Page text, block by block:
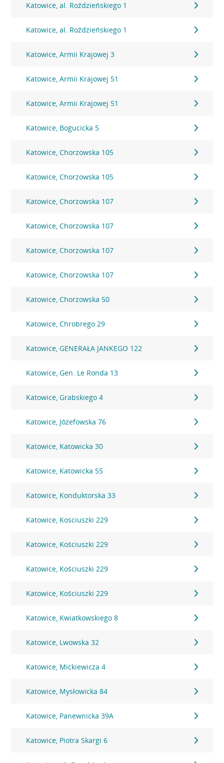
Katowice, al. Roździeńskiego 1
Katowice, al. Roździeńskiego 1
Katowice, Armii Krajowej 3
Katowice, Armii Krajowej 51
Katowice, Armii Krajowej 51
Katowice, Bogucicka 5
Katowice, Chorzowska 105
Katowice, Chorzowska 105
Katowice, Chorzowska 107
Katowice, Chorzowska 107
Katowice, Chorzowska 107
Katowice, Chorzowska 107
Katowice, Chorzowska 50
Katowice, Chrobrego 29
Katowice, GENERAŁA JANKEGO 122
Katowice, Gen. Le Ronda 13
Katowice, Grabskiego 4
Katowice, Józefowska 76
Katowice, Katowicka 30
Katowice, Katowicka 55
Katowice, Konduktorska 33
Katowice, Kosciuszki 229
Katowice, Kościuszki 229
Katowice, Kościuszki 229
Katowice, Kościuszki 229
Katowice, Kwiatkowskiego 8
Katowice, Lwowska 32
Katowice, Mickiewicza 4
Katowice, Mysłowicka 84
Katowice, Panewnicka 39A
Katowice, Piotra Skargi 6